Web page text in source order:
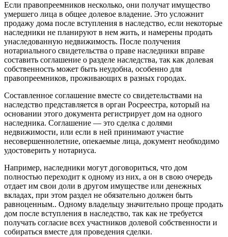
Если правопреемников несколько, они получат имущество
умершего лица в общее долевое владение. Это усложнит
продажу дома после вступления в наследство, если некоторые
наследники не планируют в нем жить, и намерены продать
унаследованную недвижимость. После получения
нотариального свидетельства о праве наследники вправе
составить соглашение о разделе наследства, так как долевая
собственность может быть неудобна, особенно для
правопреемников, проживающих в разных городах.
Составленное соглашение вместе со свидетельствами на
наследство представляется в орган Росреестра, который на
основании этого документа регистрирует дом на одного
наследника. Соглашение — это сделка с долями
недвижимости, или если в ней принимают участие
несовершеннолетние, опекаемые лица, документ необходимо
удостоверить у нотариуса.
Например, наследники могут договориться, что дом
полностью переходит к одному из них, а он в свою очередь
отдает им свои доли в другом имуществе или денежных
вкладах, при этом раздел не обязательно должен быть
равноценным.. Одному владельцу значительно проще продать
дом после вступления в наследство, так как не требуется
получать согласие всех участников долевой собственности и
собираться вместе для проведения сделки.